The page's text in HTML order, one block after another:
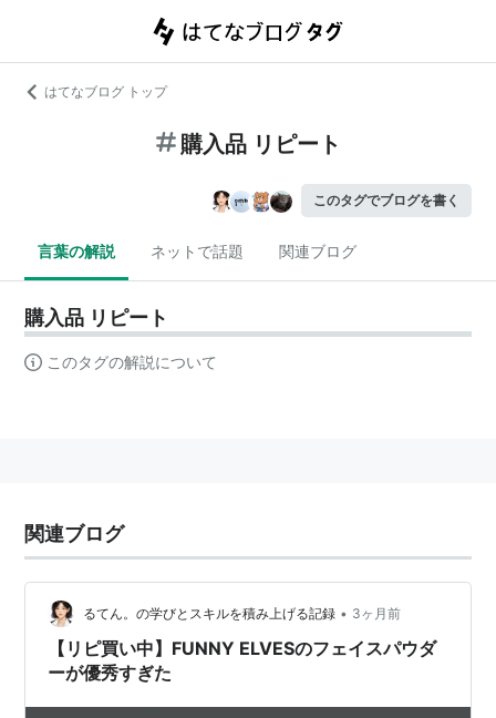
はてなブログ トップ
購入品 リピート
このタグでブログを書く
言葉の解説 ネットで話題 関連ブログ
購入品 リピート
このタグの解説について
関連ブログ
るてん。の学びとスキルを積み上げる記録 • 3ヶ月前
【リピ買い中】FUNNY ELVESのフェイスパウダ
ーが優秀すぎた